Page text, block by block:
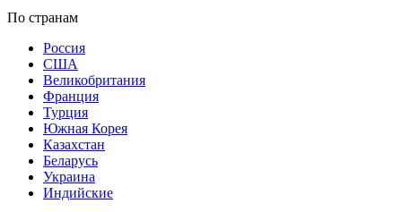
По странам
Россия
США
Великобритания
Франция
Турция
Южная Корея
Казахстан
Беларусь
Украина
Индийские